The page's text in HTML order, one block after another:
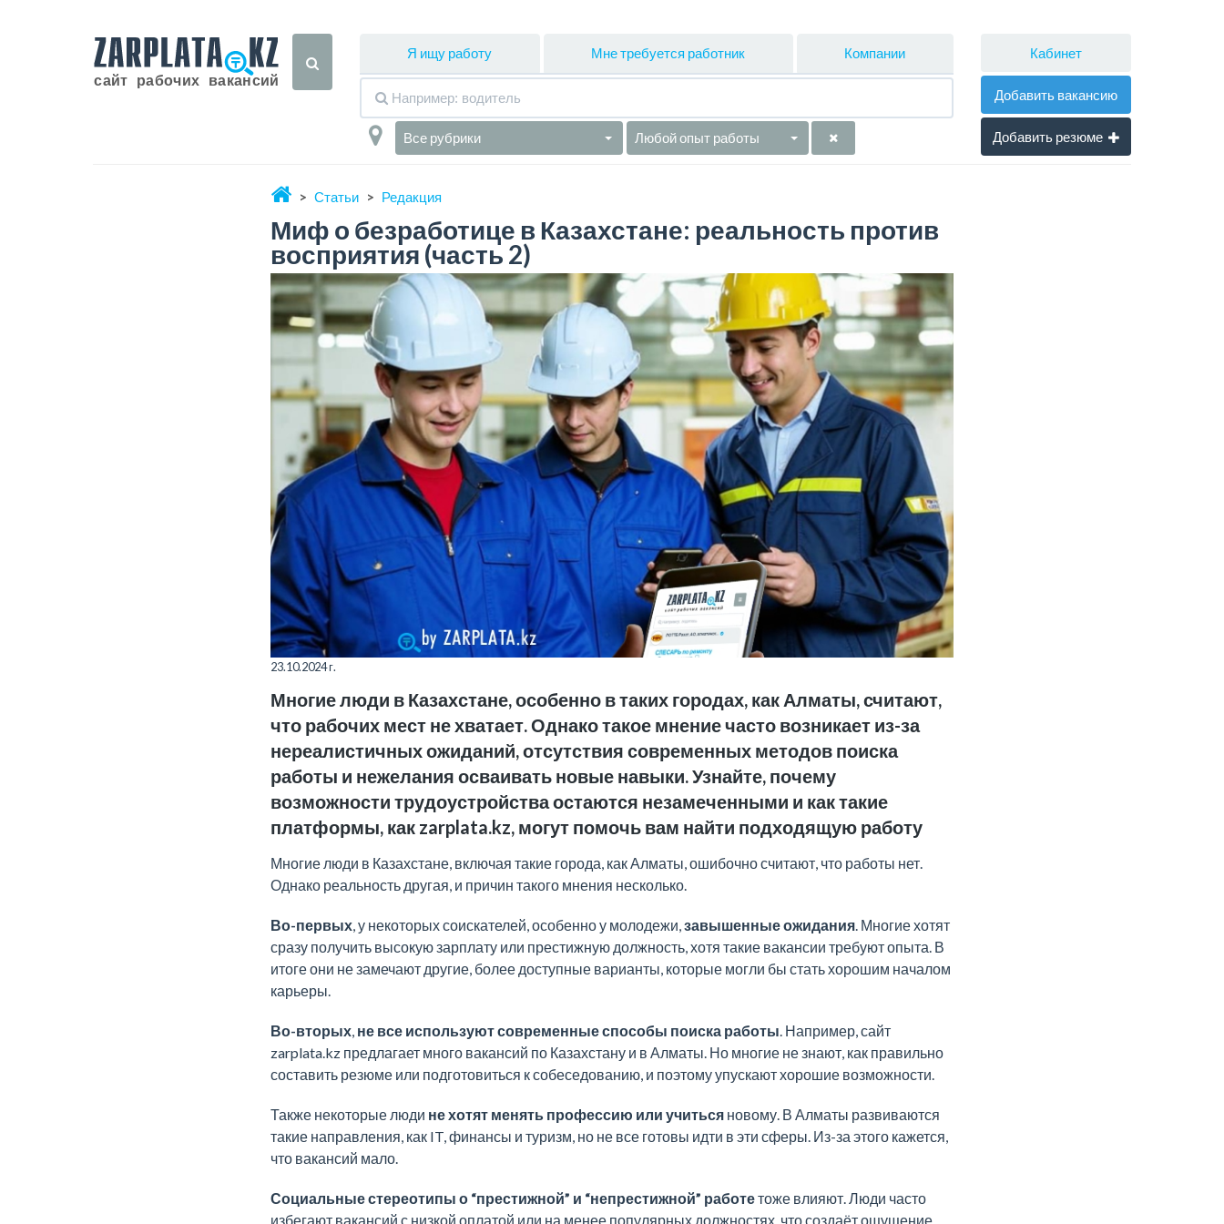
Я ищу работу Мне требуется работник Компании
Все рубрики Любой опыт работы
Кабинет
Добавить вакансию
Добавить резюме
Статьи Редакция
Миф о безработице в Казахстане: реальность против
восприятия (часть 2)
23.10.2024 г.
Многие люди в Казахстане, особенно в таких городах, как Алматы, считают,
что рабочих мест не хватает. Однако такое мнение часто возникает из-за
нереалистичных ожиданий, отсутствия современных методов поиска
работы и нежелания осваивать новые навыки. Узнайте, почему
возможности трудоустройства остаются незамеченными и как такие
платформы, как zarplata.kz, могут помочь вам найти подходящую работу
Многие люди в Казахстане, включая такие города, как Алматы, ошибочно считают, что работы нет.
Однако реальность другая, и причин такого мнения несколько.
Во-первых , у некоторых соискателей, особенно у молодежи, завышенные ожидания . Многие хотят
сразу получить высокую зарплату или престижную должность, хотя такие вакансии требуют опыта. В
итоге они не замечают другие, более доступные варианты, которые могли бы стать хорошим началом
карьеры.
Во-вторых не все используют современные способы поиска работы . Например, сайт
zarplata.kz предлагает много вакансий по Казахстану и в Алматы. Но многие не знают, как правильно
составить резюме или подготовиться к собеседованию, и поэтому упускают хорошие возможности.
Также некоторые люди не хотят менять профессию или учиться новому. В Алматы развиваются
такие направления, как IT, финансы и туризм, но не все готовы идти в эти сферы. Из-за этого кажется,
что вакансий мало.
Социальные стереотипы о “престижной” и “непрестижной” работетоже влияют. Люди часто
избегают вакансий с низкой оплатой или на менее популярных должностях, что создаёт ощущение,